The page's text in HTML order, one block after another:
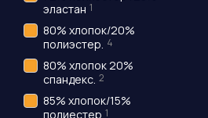
эластан 1
80% хлопок/20%
полиэстер. 4
80% хлопок 20%
спандекс. 2
85% хлопок/15%
полиестер 1